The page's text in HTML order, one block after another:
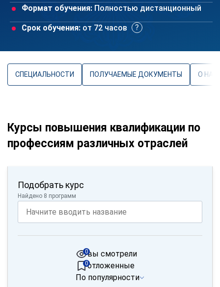
Формат обучения: Полностью дистанционный
Срок обучения: от 72 часов
СПЕЦИАЛЬНОСТИ ПОЛУЧАЕМЫЕ ДОКУМЕНТЫ О
Курсы повышения квалификации по
профессиям различных отраслей
Подобрать курс
Найдено 8 программ
вы смотрели
0
отложенные
0
По популярности